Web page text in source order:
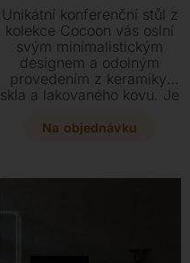
Unikátní konferenční stůl z
kolekce Cocoon vás oslní
svým minimalistickým
designem a odolným
provedením z keramiky,
skla a lakovaného kovu. Je
venkovní použití a nabízí
zásuvky. Vyberte si z
Na objednávku